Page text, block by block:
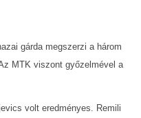
gárda megszerzi a három
MTK viszont győzelmével a
volt eredményes. Remili